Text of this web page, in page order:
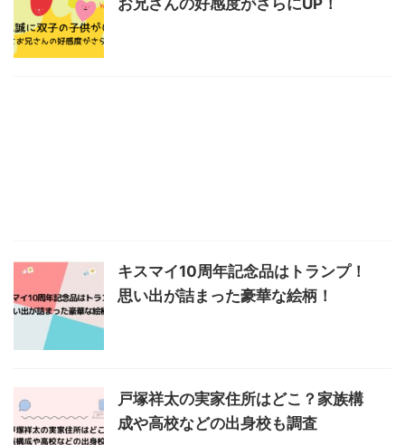
お兄さんの好感度がさらにUP！
キスマイ10周年記念品はトランプ！
思い出が詰まった豪華な絵柄！
戸塚祥太の実家住所はどこ？家族構
成や高校などの出身校も調査